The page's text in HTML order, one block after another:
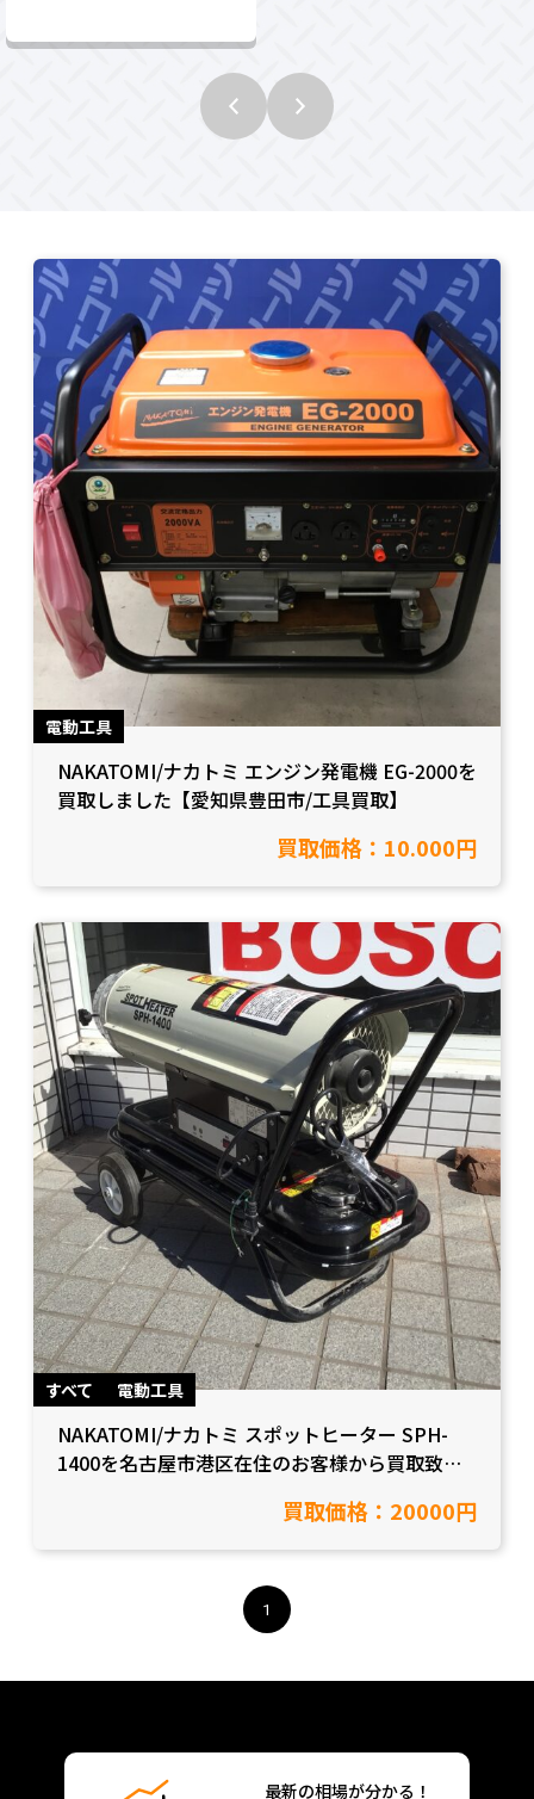
電動工具
NAKATOMI/ナカトミ エンジン発電機 EG-2000を
買取しました【愛知県豊田市/工具買取】
買取価格：10.000円
すべて 電動工具
NAKATOMI/ナカトミ スポットヒーター SPH-
1400を名古屋市港区在住のお客様から買取致し
買取価格：20000円
1
最新の相場が分かる！